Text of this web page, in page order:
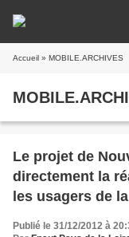
Accueil » MOBILE.ARCHIVES
Le projet de
directement la
les usagers de
Publié le 31/12/2012 à